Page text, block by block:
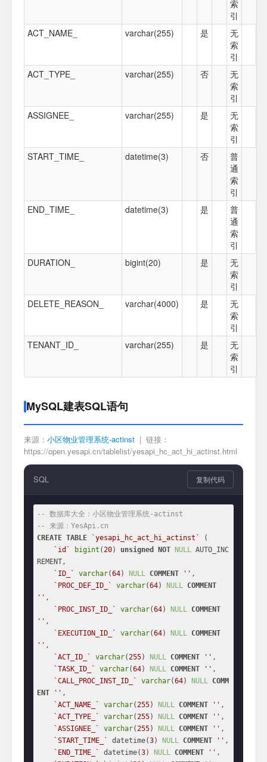
索
引
ACT_NAME_
varchar(255) 是
无
索
引
ACT_TYPE_
varchar(255) 否
无
索
引
ASSIGNEE_
varchar(255) 是
无
索
引
START_TIME_
datetime(3) 否
普
通
索
引
END_TIME_
datetime(3) 是
普
通
索
引
DURATION_
bigint(20) 是
无
索
引
DELETE_REASON_
varchar(4000) 是
无
索
引
TENANT_ID_
varchar(255) 是
无
索
引
MySQL建表SQL语句
来源： 小区物业管理系统-actinst | 链接：
https://open.yesapi.cn/tablelist/yesapi_hc_act_hi_actinst.html
SQL 复制代码
-- 数据库大全：小区物业管理系统-actinst
-- 来源：YesApi.cn
CREATE TABLE `yesapi_hc_act_hi_actinst`
(
`id`
bigint (20) unsigned NOT NULL AUTO_INC
REMENT,
`ID_`
varchar(64) NULL COMMENT '' ,
`PROC_DEF_ID_`
varchar(64) NULL COMMENT
'' ,
`PROC_INST_ID_`
varchar(64) NULL COMMENT
'' ,
`EXECUTION_ID_`
varchar(64) NULL COMMENT
'' ,
`ACT_ID_`
varchar(255) NULL COMMENT '' ,
`TASK_ID_`
varchar(64) NULL COMMENT '' ,
`CALL_PROC_INST_ID_`
varchar(64) NULL COMM
ENT
'' ,
`ACT_NAME_`
varchar(255) NULL COMMENT '' ,
`ACT_TYPE_`
varchar(255) NULL COMMENT '' ,
`ASSIGNEE_`
varchar(255) NULL COMMENT '' ,
`START_TIME_`
datetime(3) NULL COMMENT '' ,
`END_TIME_`
datetime(3) NULL COMMENT '' ,